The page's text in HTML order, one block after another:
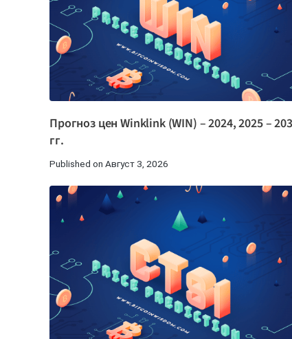
Прогноз цен Winklink (WIN) – 2024, 2025 –
гг.
Published on Август 3, 2026